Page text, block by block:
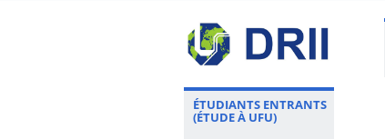
ÉTUDIANTS ENTRANTS
(ÉTUDE À UFU)